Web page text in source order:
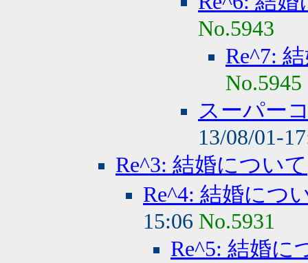
No.5943
Re^7:
No.5945
スーパー
13/08/01-
Re^3: 結婚について
Re^4: 結婚につ
15:06 No.5931
Re^5: 結婚に